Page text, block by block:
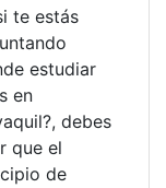
te estás
estudiar
en
debes
que el
de